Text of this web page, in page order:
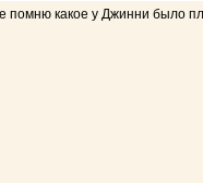
помню какое у Джинни было